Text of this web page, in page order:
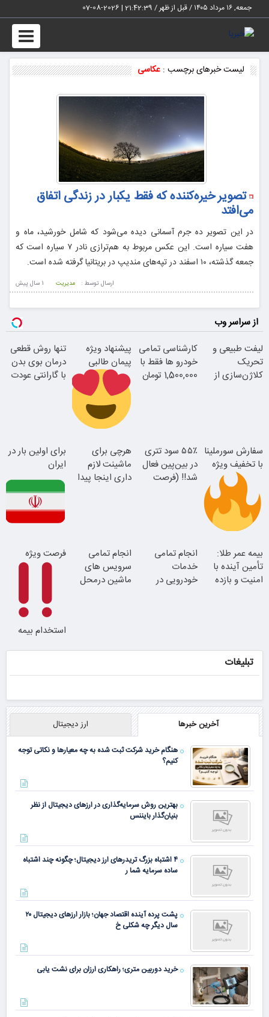
جمعه, ۱۶ مرداد ۱۴۰۵ / قبل از ظهر / 21:42:39
|
2026-08-07
Toggle
لیست خبرهای برچسب : عکاسی
تصویر خیره‌کننده که فقط یکبار در زندگی اتفاق
می‌افتد
در این تصویر ده جرم آسمانی دیده می‌شود که شامل خورشید، ماه و
هفت سیاره است. این عکس مربوط به هم‌ترازی نادر ۷ سیاره است که
جمعه گذشته، ۱۰ اسفند در تپه‌های مندیپ در بریتانیا گرفته شده است.
1 سال پيش ارسال توسط : مدیریت
از سراسر وب
لیفت طبیعی و
تحریک
کلاژن‌سازی از
جوان شو
کارشناسی تمامی
خودرو ها فقط با
1,500,000 تومان
پیشنهاد ویژه
پیمان طالبی
با تخفیف ویژه
تنها روش قطعی
درمان بوی بدن
با گارانتی عودت
همین الان ببین
سفارش سورملینا
با تخفیف ویژه
محدود!!!!
۵۵٪ سود تتری
در بین‌پین فعال
شد!! (فرصت
هرچی برای
ماشینت لازم
داری اینجا پیدا
برای اولین بار در
ایران
روزه ساخت!
بیمه عمر طلا:
تأمین آینده با
امنیت و بازده
انجام تمامی
خدمات
خودرویی در
انجام تمامی
سرویس های
ماشین درمحل
فرصت ویژه
استخدام بیمه
تبلیغات
آخرین خبرها ارز دیجیتال
هنگام خرید شرکت ثبت شده به چه معیارها و نکاتی توجه
کنیم؟
بهترین روش سرمایه‌گذاری در ارزهای دیجیتال از نظر
بنیان‌گذار بایننس
۴ اشتباه بزرگ تریدرهای ارز دیجیتال؛ چگونه چند اشتباه
ساده سرمایه شما ر
پشت پرده آینده اقتصاد جهان؛ بازار ارزهای دیجیتال ۲۰
سال دیگر چه شکلی خ
خرید دوربین متری؛ راهکاری ارزان برای نشت یابی